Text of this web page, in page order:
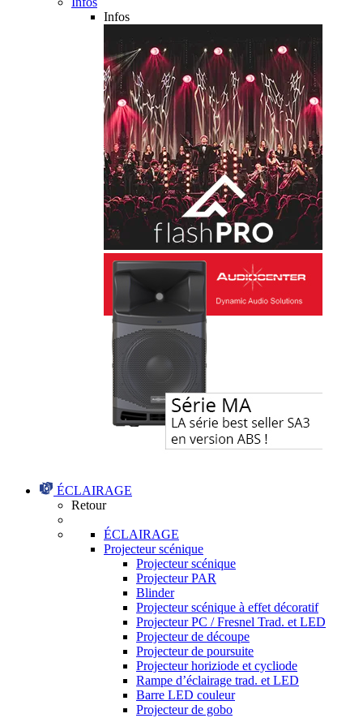
Infos
ÉCLAIRAGE
Retour
ÉCLAIRAGE
Projecteur scénique
Projecteur scénique
Projecteur PAR
Blinder
Projecteur scénique à effet décoratif
Projecteur PC / Fresnel Trad. et LED
Projecteur de découpe
Projecteur de poursuite
Projecteur horiziode et cycliode
Rampe d’éclairage trad. et LED
Barre LED couleur
Projecteur de gobo